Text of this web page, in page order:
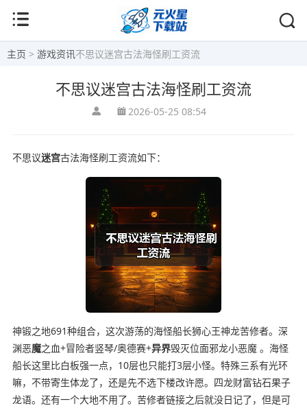
主页 > 游戏资讯不思议迷宫古法海怪刷工资流
不思议迷宫古法海怪刷工资流
2026-05-25 08:54
不思议迷宫古法海怪刷工资流如下：
神锻之地691种组合，这次游荡的海怪船长狮心王神龙苦修者。深
渊恶魔之血+冒险者竖琴/奥德赛+异界毁灭位面邪龙小恶魔 。海怪
船长这里比白板强一点，10层也只能打3层小怪。特殊三系有光环
嘛，不带寄生体龙了，还是先不选下楼改许愿。四龙财富钻石果子
龙语。还有一个大地不用了。苦修者链接之后就没日记了，但是可